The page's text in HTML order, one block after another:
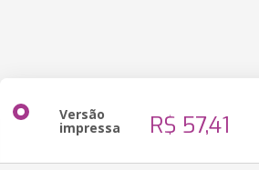
Versão
impressa R$ 57,41